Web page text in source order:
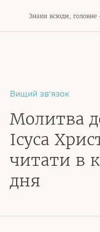
Знаки всюди, головне
Вищий зв‘язок
Молитва
Ісуса
читати в
дня